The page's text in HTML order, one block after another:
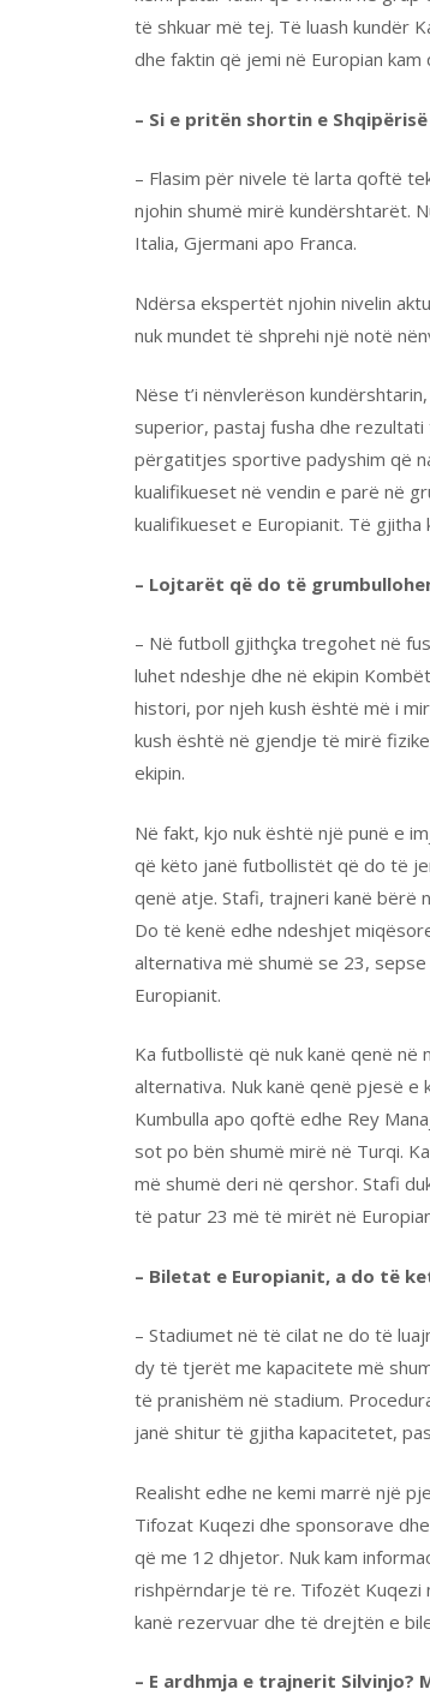
të shkuar më tej. Të luash kundër
dhe faktin që jemi në Europian kam
– Si e pritën shortin e
– Flasim për nivele të larta qoftë
njohin shumë mirë kundërshtarët.
Italia, Gjermani apo Franca.
Ndërsa ekspertët njohin nivelin
nuk mundet të shprehi një notë
Nëse t’i nënvlerëson
superior, pastaj fusha dhe
përgatitjes sportive padyshim që
kualifikueset në vendin e parë në
kualifikueset e Europianit. Të
– Lojtarët që do të
– Në futboll gjithçka tregohet në
luhet ndeshje dhe në ekipin
histori, por njeh kush është më i
kush është në gjendje të mirë
ekipin.
Në fakt, kjo nuk është një punë e
që këto janë futbollistët që do të
qenë atje. Stafi, trajneri kanë bërë
Do të kenë edhe ndeshjet
alternativa më shumë se 23,
Europianit.
Ka futbollistë që nuk kanë qenë
alternativa. Nuk kanë qenë pjesë e
Kumbulla apo qoftë edhe Rey
sot po bën shumë mirë në Turqi.
më shumë deri në qershor. Stafi
të patur 23 më të mirët në
– Biletat e Europianit, a do të
– Stadiumet në të cilat ne do të
dy të tjerët me kapacitete më
të pranishëm në stadium.
janë shitur të gjitha kapacitetet,
Realisht edhe ne kemi marrë një
Tifozat Kuqezi dhe sponsorave
që me 12 dhjetor. Nuk kam
rishpërndarje të re. Tifozët
kanë rezervuar dhe të drejtën e
– E ardhmja e trajnerit Silvinjo?